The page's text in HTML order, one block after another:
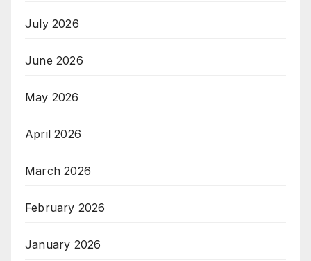
July 2026
June 2026
May 2026
April 2026
March 2026
February 2026
January 2026